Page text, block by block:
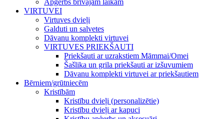
Apģerbs brīvajām laikām
VIRTUVEI
Virtuves dvieļi
Galduti un salvetes
Dāvanu komplekti virtuvei
VIRTUVES PRIEKŠAUTI
Priekšauti ar uzrakstiem Māmmai/Omei
Šašlika un grila priekšauti ar izšuvumiem
Dāvanu komplekti virtuvei ar priekšautiem
Bērniem/grūtniecēm
Kristībām
Kristību dvieļi (personalizētie)
Kristību dvieļi ar kapuci